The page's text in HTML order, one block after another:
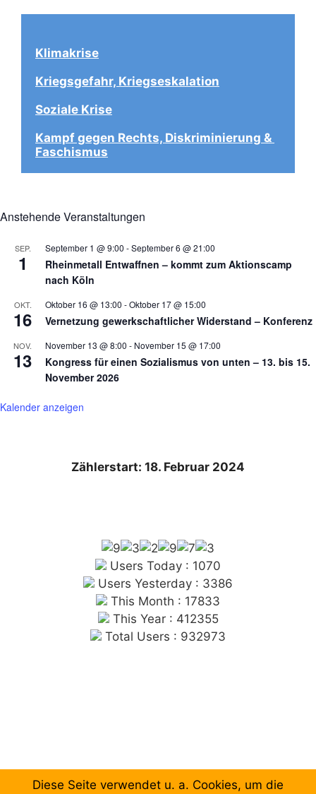
Klimakrise
Kriegsgefahr, Kriegseskalation
Soziale Krise
Kampf gegen Rechts, Diskriminierung &
Faschismus
Anstehende Veranstaltungen
SEP.
1
September 1 @ 9:00 -September 6 @ 21:00
Rheinmetall Entwaffnen – kommt zum Aktionscamp
nach Köln
OKT.
16
Oktober 16 @ 13:00 -Oktober 17 @ 15:00
Vernetzung gewerkschaftlicher Widerstand – Konferenz
NOV.
13
November 13 @ 8:00 - November 15 @ 17:00
Kongress für einen Sozialismus von unten – 13. bis 15.
November 2026
Kalender anzeigen
Zählerstart: 18. Februar 2024
Users Today : 1070
Users Yesterday : 3386
This Month : 17833
This Year : 412355
Total Users : 932973
Diese Seite verwendet u. a. Cookies, um die